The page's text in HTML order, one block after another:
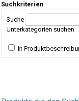
Suchkriterien
Suche
Unterkategorien suchen
In